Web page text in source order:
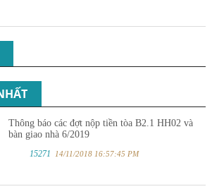
Thông báo các đợt nộp tiền tòa B2.1 HH02 và
bàn giao nhà 6/2019
15271 14/11/2018 16:57:45 PM